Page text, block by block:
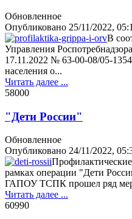
Обновленное
Опубликовано 25/11/2022,
В
Управления
17.11.2022 № 63-00-08/05-
населения о...
Читать далее ...
58000
"Дети России"
Обновленное
Опубликовано 24/11/2022,
рамках операции "Дети
ГАПОУ ТСПК прошел ряд
Читать далее ...
60990